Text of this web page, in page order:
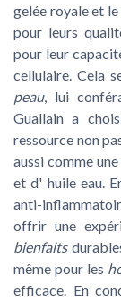
gelée royaleet le
pour leurs
pour leur
cellulaire. Cela
peau, lui
Guallain a
ressource non
aussi comme
et d' huile eau.
anti-
offrir une
bienfaits
même pour les
efficace. En